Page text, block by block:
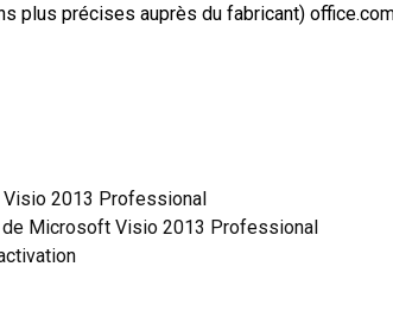
plus précises auprès du fabricant)
2013 Professional
Microsoft Visio 2013 Professional